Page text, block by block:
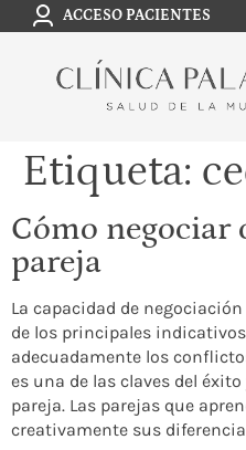
ACCESO PACIENTES
Etiqueta:
Cómo negociar
pareja
La capacidad de
de los principales
adecuadamente los
es una de las claves del
pareja. Las parejas que
creativamente sus